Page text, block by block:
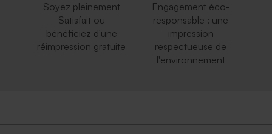
Soyez pleinement
Satisfait ou
bénéficiez d'une
réimpression gratuite
Engagement éco-
responsable : une
impression
respectueuse de
l'environnement